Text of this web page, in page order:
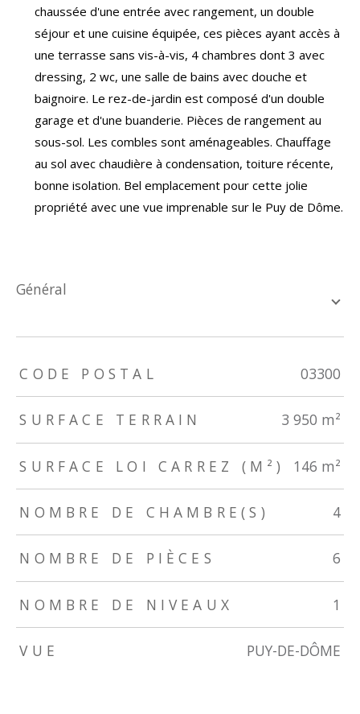
chaussée d'une entrée avec rangement, un double
séjour et une cuisine équipée, ces pièces ayant accès à
une terrasse sans vis-à-vis, 4 chambres dont 3 avec
dressing, 2 wc, une salle de bains avec douche et
baignoire. Le rez-de-jardin est composé d'un double
garage et d'une buanderie. Pièces de rangement au
sous-sol. Les combles sont aménageables. Chauffage
au sol avec chaudière à condensation, toiture récente,
bonne isolation. Bel emplacement pour cette jolie
propriété avec une vue imprenable sur le Puy de Dôme.
général
TRAD_ZEPHYR_Caracteristique TRAD_ZEPHYR_Valeurs
CODE POSTAL 03300
SURFACE TERRAIN 3 950 m²
SURFACE LOI CARREZ (M²) 146 m²
NOMBRE DE CHAMBRE(S) 4
NOMBRE DE PIÈCES 6
NOMBRE DE NIVEAUX 1
VUE PUY-DE-DÔME